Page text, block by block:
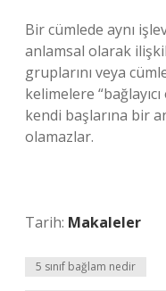
Bir cümlede aynı
anlamsal olarak
gruplarını veya
kelimelere
kendi başlarına bir
olamazlar.
Tarih: Makaleler
5 sınıf bağlam nedir